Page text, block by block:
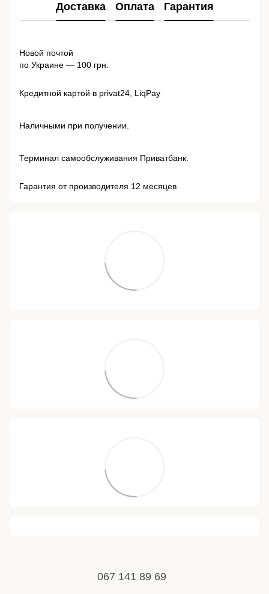
Доставка Оплата Гарантия
Новой почтой
по Украине — 100 грн.
Кредитной картой в privat24, LiqPay
Наличными при получении.
Терминал самообслуживания Приватбанк.
Гарантия от производителя 12 месяцев
067 141 89 69